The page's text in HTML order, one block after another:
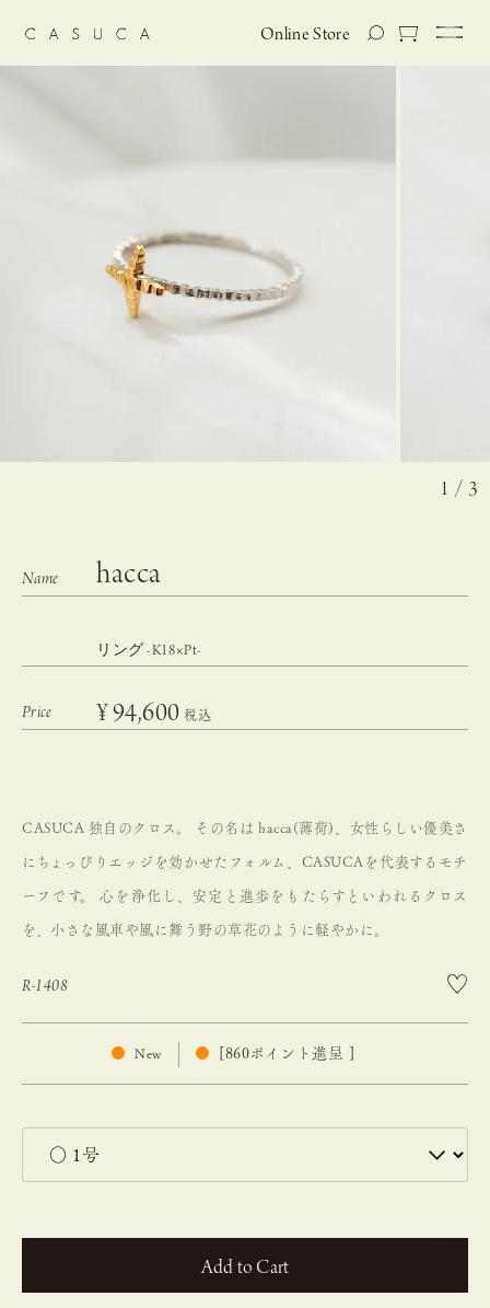
Online Store
1 / 3
hacca
リング -K18×Pt-
¥94,600 税込
CASUCA 独自のクロス。 その名は hacca(薄荷)、女性らしい優美さ
にちょっぴりエッジを効かせたフォルム、CASUCAを代表するモチ
ーフです。 心を浄化し、安定と進歩をもたらすといわれるクロス
を、小さな風車や風に舞う野の草花のように軽やかに。
R-1408
New 860ポイント進呈 ]
カートに入れる